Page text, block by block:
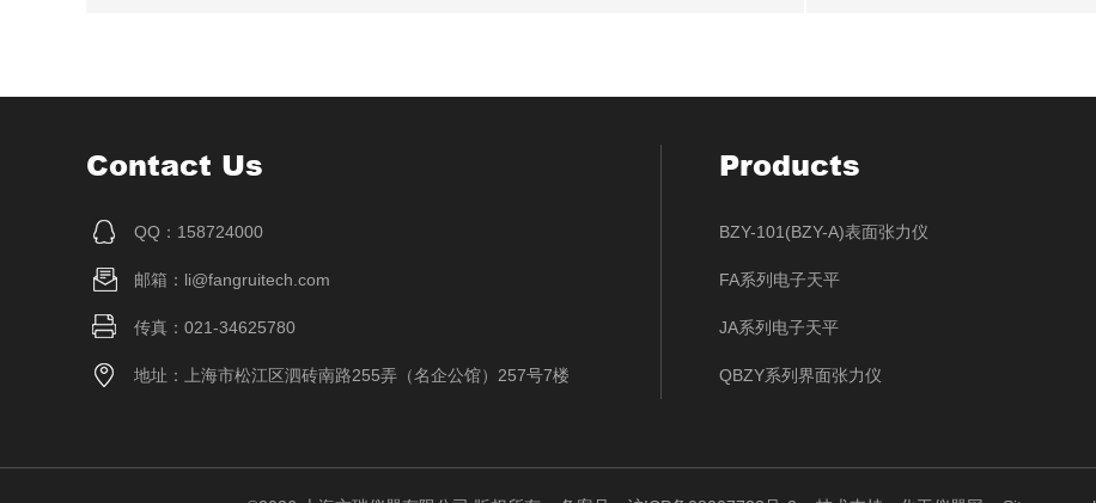
Contact Us
QQ：158724000
邮箱：li@fangruitech.com
传真：021-34625780
地址：上海市松江区泗砖南路255弄（名企公馆）257号7楼
Products
BZY-101(BZY-A)表面张力仪
FA系列电子天平
JA系列电子天平
QBZY系列界面张力仪